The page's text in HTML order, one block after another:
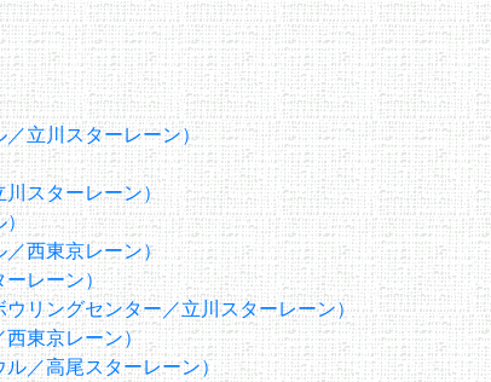
立川スターレーン）
スターレーン）
）
西東京レーン）
レーン）
ングセンター／立川スターレーン）
東京レーン）
／高尾スターレーン）